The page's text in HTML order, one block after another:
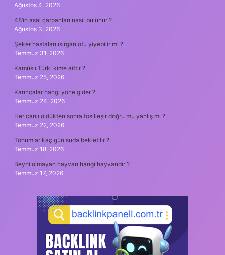
Ağustos 4, 2026
48’in asal çarpanları nasıl bulunur ?
Ağustos 3, 2026
Şeker hastaları ısırgan otu yiyebilir mi ?
Temmuz 31, 2026
Kamûs ı Türki kime aittir ?
Temmuz 25, 2026
Karıncalar hangi yöne gider ?
Temmuz 24, 2026
Her canlı öldükten sonra fosilleşir doğru mu yanlış mı ?
Temmuz 22, 2026
Tohumlar kaç gün suda bekletilir ?
Temmuz 18, 2026
Beyni olmayan hayvan hangi hayvandır ?
Temmuz 17, 2026